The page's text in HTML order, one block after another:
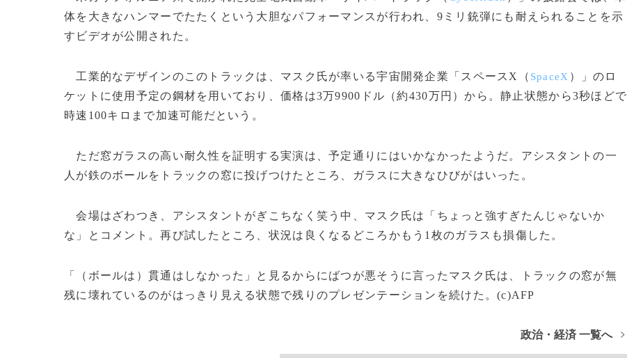
体を大きなハンマーでたたくという大胆なパフォーマンスが行われ、9ミリ銃弾にも耐えられることを示
すビデオが公開された。
工業的なデザインのこのトラックは、マスク氏が率いる宇宙開発企業「スペースX（ SpaceX ）」のロ
ケットに使用予定の鋼材を用いており、価格は3万9900ドル（約430万円）から。静止状態から3秒ほどで
時速100キロまで加速可能だという。
ただ窓ガラスの高い耐久性を証明する実演は、予定通りにはいかなかったようだ。アシスタントの一
人が鉄のボールをトラックの窓に投げつけたところ、ガラスに大きなひびがはいった。
会場はざわつき、アシスタントがぎこちなく笑う中、マスク氏は「ちょっと強すぎたんじゃないか
な」とコメント。再び試したところ、状況は良くなるどころかもう1枚のガラスも損傷した。
「（ボールは）貫通はしなかった」と見るからにばつが悪そうに言ったマスク氏は、トラックの窓が無
残に壊れているのがはっきり見える状態で残りのプレゼンテーションを続けた。(c)AFP
政治・経済 一覧へ >